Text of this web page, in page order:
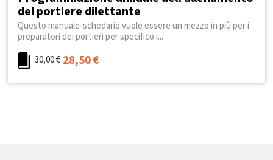
del portiere dilettante
Questo manuale-schedario vuole essere un mezzo in più per i
preparatori dei portieri per specifico i...
30,00€ 28,50€